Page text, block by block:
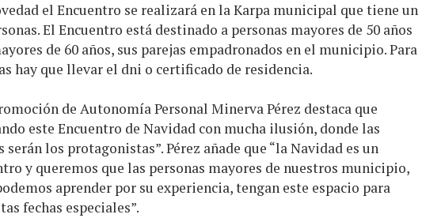
el Encuentro se realizará en la Karpa municipal que tiene un
El Encuentro está destinado a personas mayores de 50 años
de 60 años, sus parejas empadronados en el municipio. Para
hay que llevar el dni o certificado de residencia.
de Autonomía Personal Minerva Pérez destaca que
este Encuentro de Navidad con mucha ilusión, donde las
serán los protagonistas”. Pérez añade que “la Navidad es un
y queremos que las personas mayores de nuestros municipio,
aprender por su experiencia, tengan este espacio para
fechas especiales”.